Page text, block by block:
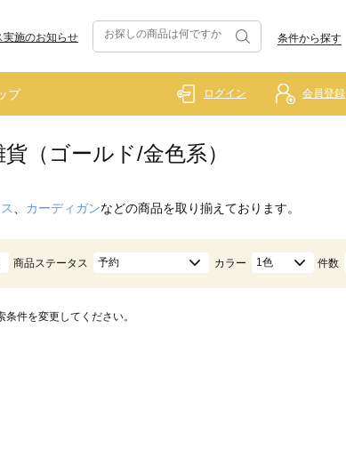
施のお知らせ 条件から探す
プ ログイン 会員登録
（ゴールド/金色系）
カーディガンなどの商品を取り揃えております。
商品ステータス 予約 カラー 1色 件数
件を変更してください。